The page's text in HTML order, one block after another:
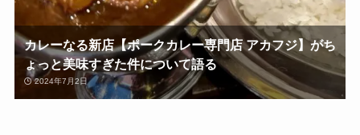
カレーなる新店【ポークカレー専門店 アカフジ】がち
ょっと美味すぎた件について語る
2024年7月2日